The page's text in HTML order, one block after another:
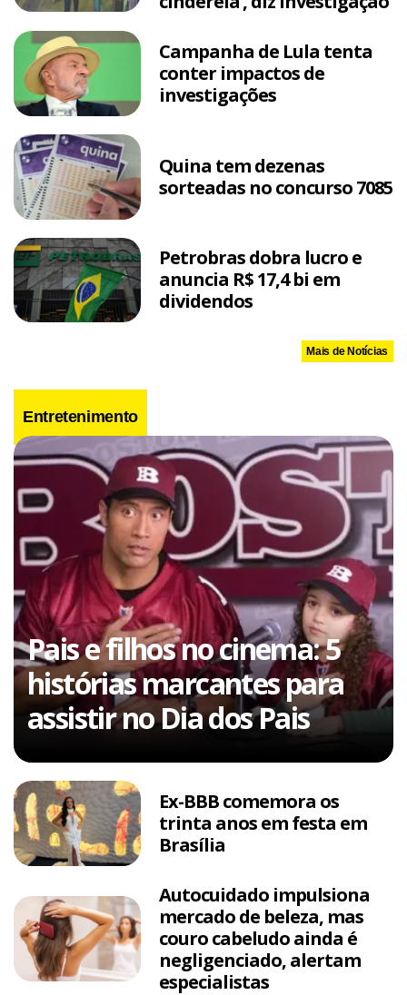
Campanha de Lula tenta
conter impactos de
investigações
Quina tem dezenas
sorteadas no concurso 7085
Petrobras dobra lucro e
anuncia R$ 17,4 bi em
dividendos
Mais de Notícias
Entretenimento
Pais e filhos no cinema: 5
histórias marcantes para
assistir no Dia dos Pais
Ex-BBB comemora os
trinta anos em festa em
Brasília
Autocuidado impulsiona
mercado de beleza, mas
couro cabeludo ainda é
negligenciado, alertam
especialistas